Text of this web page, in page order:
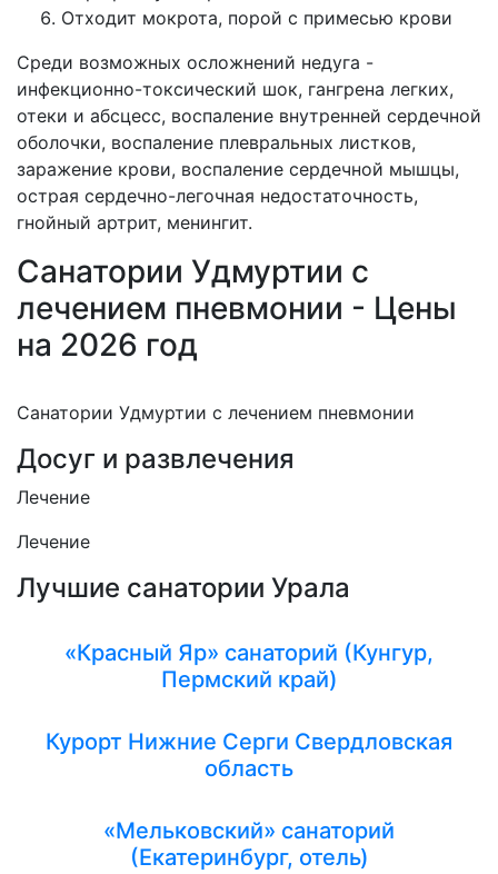
Отходит мокрота, порой с примесью крови
Среди возможных осложнений недуга -
инфекционно-токсический шок, гангрена легких,
отеки и абсцесс, воспаление внутренней сердечной
оболочки, воспаление плевральных листков,
заражение крови, воспаление сердечной мышцы,
острая сердечно-легочная недостаточность,
гнойный артрит, менингит.
Санатории Удмуртии с
лечением пневмонии - Цены
на 2026 год
Санатории Удмуртии с лечением пневмонии
Досуг и развлечения
Лечение
Лечение
Лучшие санатории Урала
«Красный Яр» санаторий (Кунгур,
Пермский край)
Курорт Нижние Серги Свердловская
область
«Мельковский» санаторий
(Екатеринбург, отель)